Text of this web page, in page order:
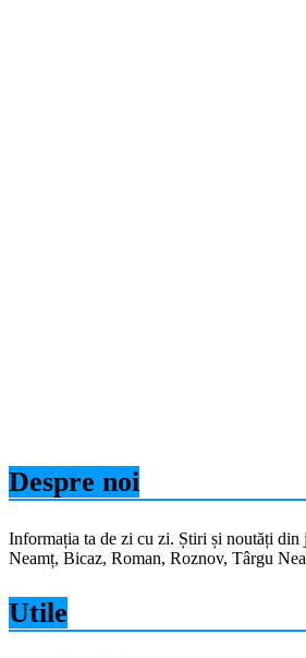
Despre noi
Informația ta de zi cu zi. Știri și noutăți din
Neamț, Bicaz, Roman, Roznov, Târgu
Utile